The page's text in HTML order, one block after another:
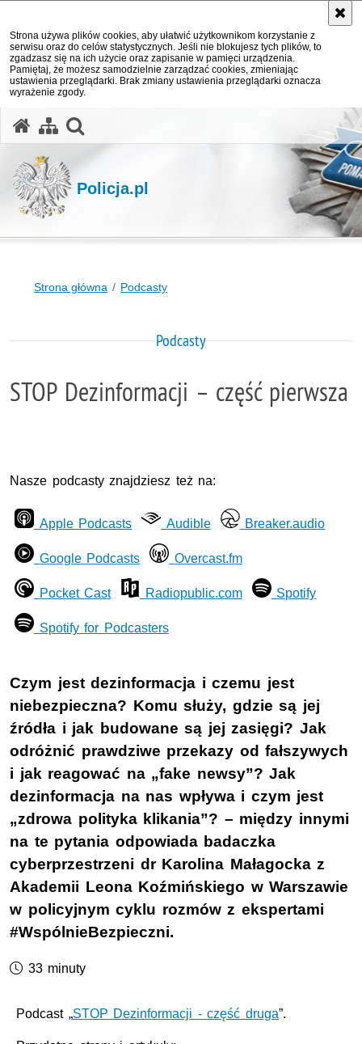
Strona używa plików cookies, aby ułatwić użytkownikom korzystanie z
serwisu oraz do celów statystycznych. Jeśli nie blokujesz tych plików, to
zgadzasz się na ich użycie oraz zapisanie w pamięci urządzenia.
Pamiętaj, że możesz samodzielnie zarządzać cookies, zmieniając
ustawienia przeglądarki. Brak zmiany ustawienia przeglądarki oznacza
wyrażenie zgody.
Policja.pl
Strona główna Podcasty
Podcasty
STOP Dezinformacji – część pierwsza
Nasze podcasty znajdziesz też na:
Apple Podcasts Audible Breaker.audio
Google Podcasts Overcast.fm
Pocket Cast Radiopublic.com Spotify
Spotify for Podcasters
Czym jest dezinformacja i czemu jest
niebezpieczna? Komu służy, gdzie są jej
źródła i jak budowane są jej zasięgi? Jak
odróżnić prawdziwe przekazy od fałszywych
i jak reagować na „fake newsy”? Jak
dezinformacja na nas wpływa i czym jest
„zdrowa polityka klikania”? – między innymi
na te pytania odpowiada badaczka
cyberprzestrzeni dr Karolina Małagocka z
Akademii Leona Koźmińskiego w Warszawie
w policyjnym cyklu rozmów z ekspertami
#WspólnieBezpieczni.
Czas trwania podcastu:
33 minuty
Podcast „STOP Dezinformacji - część druga”.